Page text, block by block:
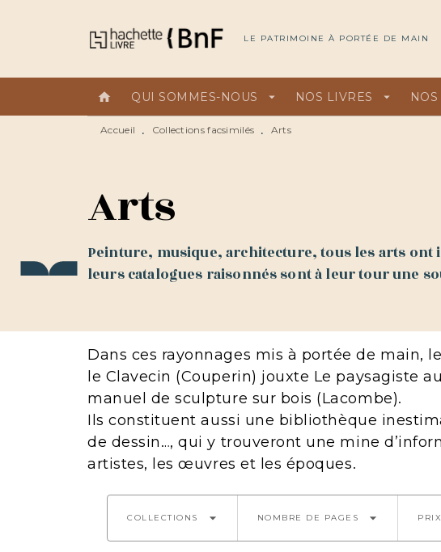
MENU RECHERCHE
LE PATRIMOINE À PORTÉE DE MAIN
home QUI SOMMES-NOUS arrow_drop_down NOS LIVRES arrow_drop_down
Accueil • Collections facsimilés • Arts
Arts
Peinture, musique, architecture, tous les arts
leurs catalogues raisonnés sont à leur tour une
Dans ces rayonnages mis à portée de main,
le Clavecin (Couperin) jouxte Le paysagiste
manuel de sculpture sur bois (Lacombe).
Ils constituent aussi une bibliothèque
de dessin…, qui y trouveront une mine
artistes, les œuvres et les époques.
COLLECTIONS arrow_drop_down NOMBRE DE PAGES arrow_drop_down PRIX